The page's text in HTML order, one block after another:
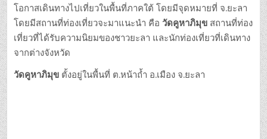
โอกาสเดินทางไปเที่ยวในพื้นที่ภาคใต้ โดยมีจุดหมายที่ จ.ยะลา
โดยมีสถานที่ท่องเที่ยวจะมาแนะนำ คือวัดคูหาภิมุข สถานที่ท่อง
เที่ยวที่ได้รับความนิยมของชาวยะลา และนักท่องเที่ยวที่เดินทาง
จากต่างจังหวัด
วัดคูหาภิมุข ตั้งอยู่ในพื้นที่ ต.หน้าถ้ำ อ.เมือง จ.ยะลา